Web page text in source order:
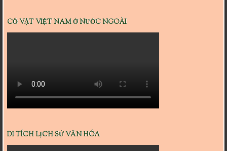
CỔ VẬT VIỆT NAM Ở NƯỚC NGOÀI
DI TÍCH LỊCH SỬ VĂN HÓA